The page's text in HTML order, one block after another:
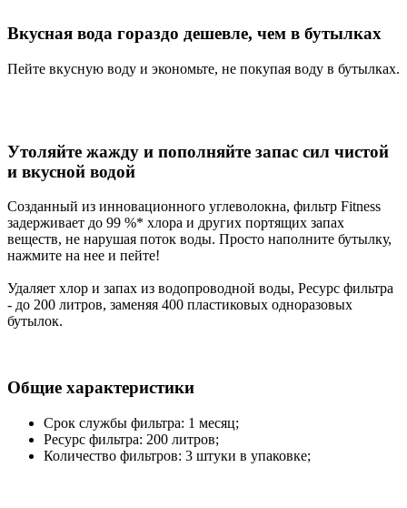
Вкусная вода гораздо дешевле, чем в бутылках
Пейте вкусную воду и экономьте, не покупая воду в бутылках.
Утоляйте жажду и пополняйте запас сил чистой
и вкусной водой
Созданный из инновационного углеволокна, фильтр Fitness
задерживает до 99 %* хлора и других портящих запах
веществ, не нарушая поток воды. Просто наполните бутылку,
нажмите на нее и пейте!
Удаляет хлор и запах из водопроводной воды, Ресурс фильтра
- до 200 литров, заменяя 400 пластиковых одноразовых
бутылок.
Общие характеристики
Срок службы фильтра: 1 месяц;
Ресурс фильтра: 200 литров;
Количество фильтров: 3 штуки в упаковке;